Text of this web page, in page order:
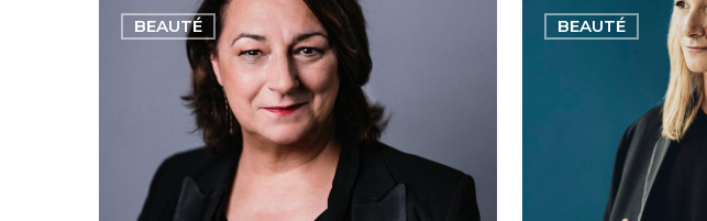
Hit enter to search or ESC to close
BEAUTÉ BEAUTÉ